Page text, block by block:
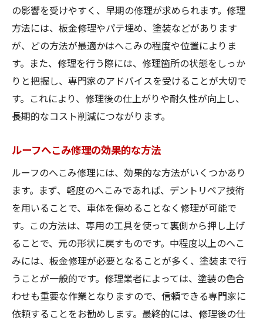
の影響を受けやすく、早期の修理が求められます。修理
方法には、板金修理やパテ埋め、塗装などがあります
が、どの方法が最適かはへこみの程度や位置によりま
す。また、修理を行う際には、修理箇所の状態をしっか
りと把握し、専門家のアドバイスを受けることが大切で
す。これにより、修理後の仕上がりや耐久性が向上し、
長期的なコスト削減につながります。
ルーフへこみ修理の効果的な方法
ルーフのへこみ修理には、効果的な方法がいくつかあり
ます。まず、軽度のへこみであれば、デントリペア技術
を用いることで、車体を傷めることなく修理が可能で
す。この方法は、専用の工具を使って裏側から押し上げ
ることで、元の形状に戻すものです。中程度以上のへこ
みには、板金修理が必要となることが多く、塗装まで行
うことが一般的です。修理業者によっては、塗装の色合
わせも重要な作業となりますので、信頼できる専門家に
依頼することをお勧めします。最終的には、修理後の仕